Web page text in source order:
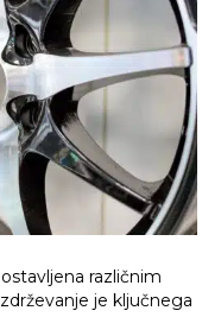
različnim
je ključnega